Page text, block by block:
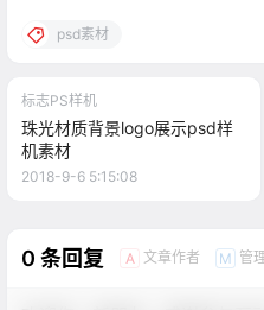
psd素材
标志PS样机
珠光材质背景logo展示psd样
机素材
2018-9-6 5:15:08
0 条回复 A 文章作者 M 管